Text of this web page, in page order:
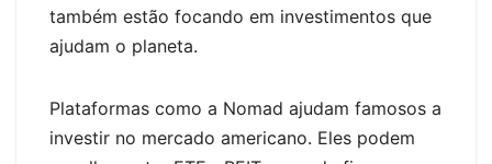
também estão focando em investimentos que
ajudam o planeta.
Plataformas como a Nomad ajudam famosos a
investir no mercado americano. Eles podem